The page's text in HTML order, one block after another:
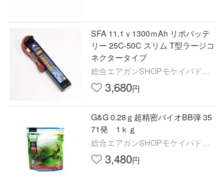
SFA 11.1ｖ1300ｍAh リポバッテ
リー 25C-50C スリム T型ラージコ
ネクタータイプ
総合エアガンSHOPモケイパドッ
ク 3,680円
G&G 0.28ｇ超精密バイオBB弾 35
71発 1ｋｇ
総合エアガンSHOPモケイパドッ
ク 3,480円